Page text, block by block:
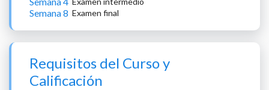
Semana 8 Examen final
Requisitos del Curso y
Calificación